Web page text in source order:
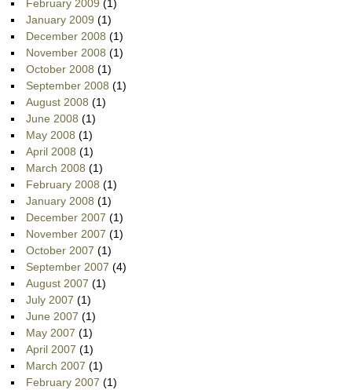
February 2009 (1)
January 2009 (1)
December 2008 (1)
November 2008 (1)
October 2008 (1)
September 2008 (1)
August 2008 (1)
June 2008 (1)
May 2008 (1)
April 2008 (1)
March 2008 (1)
February 2008 (1)
January 2008 (1)
December 2007 (1)
November 2007 (1)
October 2007 (1)
September 2007 (4)
August 2007 (1)
July 2007 (1)
June 2007 (1)
May 2007 (1)
April 2007 (1)
March 2007 (1)
February 2007 (1)